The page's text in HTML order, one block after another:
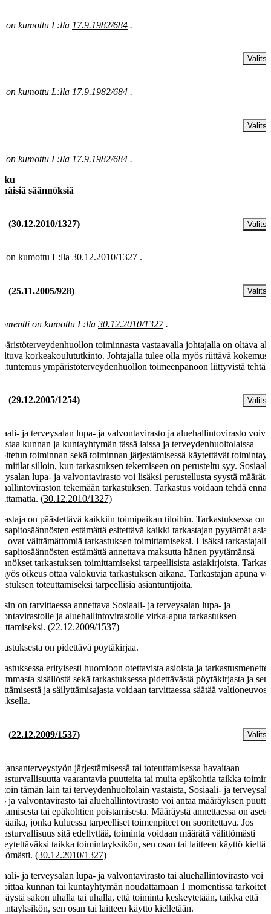
on kumottu L:lla 17.9.1982/684 .
on kumottu L:lla 17.9.1982/684 .
on kumottu L:lla 17.9.1982/684 .
säännöksiä
(30.12.2010/1327)
on kumottu L:lla 30.12.2010/1327 .
(25.11.2005/928)
on kumottu L:lla 30.12.2010/1327 .
toiminnasta vastaavalla johtajalla on oltava
korkeakoulututkinto. Johtajalla tulee olla myös riittävä kokemus
ympäristöterveydenhuollon toimeenpanoon liittyvistä
(29.12.2005/1254)
ja terveysalan lupa- ja valvontavirasto ja aluehallintovirasto
kunnan ja kuntayhtymän tässä laissa ja terveydenhuoltolaissa
toiminnan sekä toiminnan järjestämisessä käytettävät
silloin, kun tarkastuksen tekemiseen on perusteltu syy.
lupa- ja valvontavirasto voi lisäksi perustellusta syystä määrätä
tekemään tarkastuksen. Tarkastus voidaan tehdä
(30.12.2010/1327)
on päästettävä kaikkiin toimipaikan tiloihin. Tarkastuksessa on
estämättä esitettävä kaikki tarkastajan pyytämät
ovat välttämättömiä tarkastuksen toimittamiseksi. Lisäksi
estämättä annettava maksutta hänen pyytämänsä
tarkastuksen toimittamiseksi tarpeellisista asiakirjoista.
oikeus ottaa valokuvia tarkastuksen aikana. Tarkastajan apuna
toteuttamiseksi tarpeellisia asiantuntijoita.
on tarvittaessa annettava Sosiaali- ja terveysalan lupa- ja
ja aluehallintovirastolle virka-apua tarkastuksen
(22.12.2009/1537)
on pidettävä pöytäkirjaa.
erityisesti huomioon otettavista asioista ja
sisällöstä sekä tarkastuksessa pidettävästä pöytäkirjasta ja sen
ja säilyttämisajasta voidaan tarvittaessa säätää
(22.12.2009/1537)
kansanterveystyön järjestämisessä tai toteuttamisessa havaitaan
vaarantavia puutteita tai muita epäkohtia taikka
tämän lain tai terveydenhuoltolain vastaista, Sosiaali- ja
ja valvontavirasto tai aluehallintovirasto voi antaa määräyksen
tai epäkohtien poistamisesta. Määräystä annettaessa on
jonka kuluessa tarpeelliset toimenpiteet on suoritettava. Jos
sitä edellyttää, toiminta voidaan määrätä välittömästi
taikka toimintayksikön, sen osan tai laitteen käyttö kieltää
(30.12.2010/1327)
ja terveysalan lupa- ja valvontavirasto tai aluehallintovirasto voi
kunnan tai kuntayhtymän noudattamaan 1 momentissa
sakon uhalla tai uhalla, että toiminta keskeytetään, taikka että
sen osan tai laitteen käyttö kielletään.